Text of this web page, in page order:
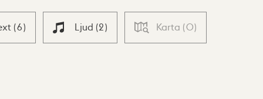
(6) Ljud (2) Karta (0)